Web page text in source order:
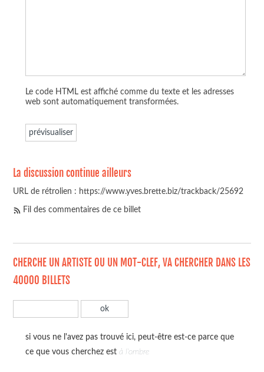
Le code HTML est affiché comme du texte et les adresses
web sont automatiquement transformées.
La discussion continue ailleurs
URL de rétrolien : https://www.yves.brette.biz/trackback/25692
Fil des commentaires de ce billet
CHERCHE UN ARTISTE OU UN MOT-CLEF, VA CHERCHER DANS LES
40000 BILLETS
si vous ne l'avez pas trouvé ici, peut-être est-ce parce que
ce que vous cherchez est à l'ombre